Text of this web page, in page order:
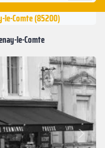
le-Comte (85200)
le-Comte
Suivant